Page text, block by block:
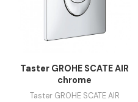
COSMOPOLITAN S
Taster GROHE NOVA
COSMOPOLITAN S brushed